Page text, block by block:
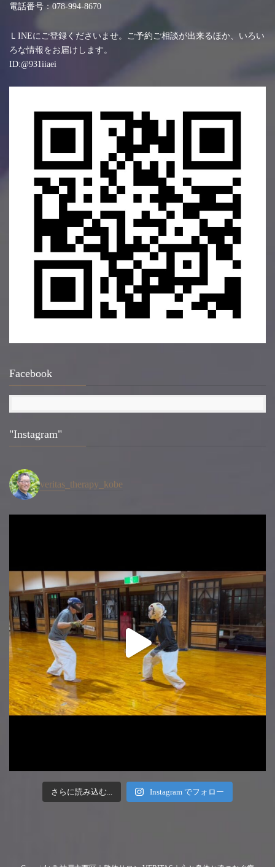
電話番号：078-994-8670
ＬINEにご登録くださいませ。ご予約ご相談が出来るほか、いろい
ろな情報をお届けします。
ID:@931iiaei
Facebook
"Instagram"
veritas_therapy_kobe
さらに読み込む... Instagram でフォロー